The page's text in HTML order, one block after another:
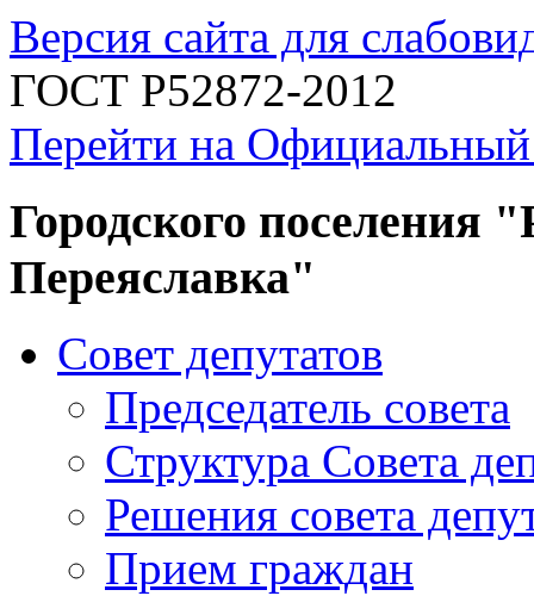
Версия сайта для
ГОСТ Р52872-2012
Перейти на
Городского поселения
Переяславка"
Совет депутатов
Председатель совета
Структура Совета
Решения совета
Прием граждан